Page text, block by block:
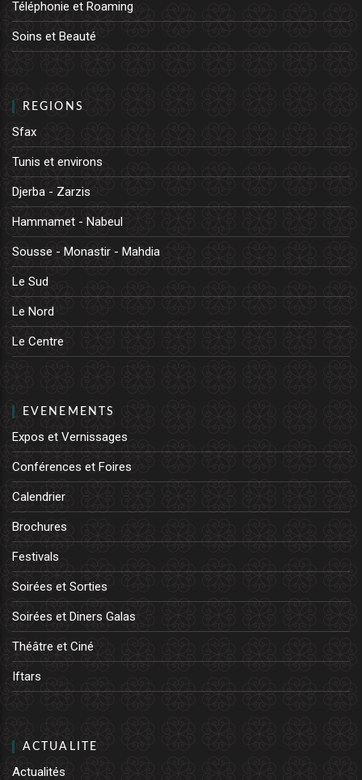
Téléphonie et Roaming
Soins et Beauté
REGIONS
Sfax
Tunis et environs
Djerba - Zarzis
Hammamet - Nabeul
Sousse - Monastir - Mahdia
Le Sud
Le Nord
Le Centre
EVENEMENTS
Expos et Vernissages
Conférences et Foires
Calendrier
Brochures
Festivals
Soirées et Sorties
Soirées et Diners Galas
Théâtre et Ciné
Iftars
ACTUALITE
Actualités